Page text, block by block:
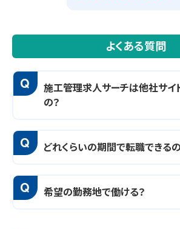
よくある質問
Q
施工管理求人サーチは他社サイ
の？
Q どれくらいの期間で転職できる
Q 希望の勤務地で働ける？